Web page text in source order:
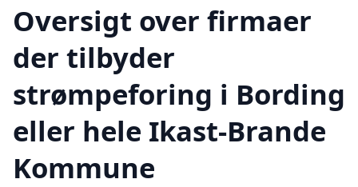
Oversigt over firmaer
der tilbyder
strømpeforing i Bording
eller hele Ikast-Brande
Kommune